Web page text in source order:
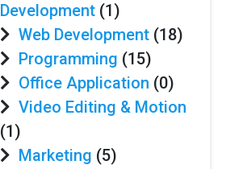
Development (1)
Web Development (18)
Programming (15)
Office Application (0)
Video Editing & Motion
(1)
Marketing (5)